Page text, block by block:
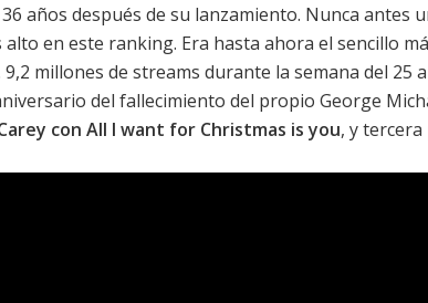
36 años después de su lanzamiento. Nunca
alto en este ranking. Era hasta ahora el sencillo
millones de streams durante la semana del 25
del fallecimiento del propio George
con All I want for Christmas is you, y tercera